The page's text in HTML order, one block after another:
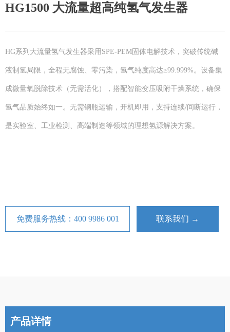
HG1500 大流量超高纯氢气发生器
HG系列大流量氢气发生器采用SPE-PEM固体电解技术，突破传统碱
液制氢局限，全程无腐蚀、零污染，氢气纯度高达≥99.999%。设备集
成微量氧脱除技术（无需活化），搭配智能变压吸附干燥系统，确保
氢气品质始终如一。无需钢瓶运输，开机即用，支持连续/间断运行，
是实验室、工业检测、高端制造等领域的理想氢源解决方案。
产品详情
免费服务热线：400 9986 001 联系我们 →